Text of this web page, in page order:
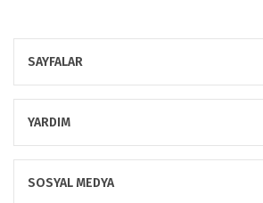
SAYFALAR
YARDIM
SOSYAL MEDYA